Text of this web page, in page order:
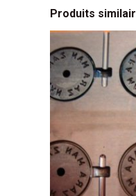
Produits